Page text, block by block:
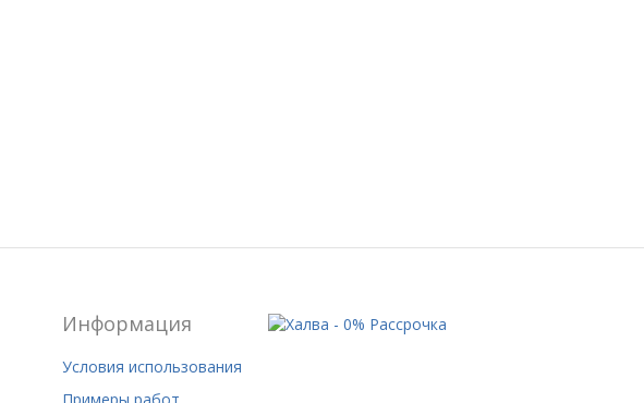
Информация
Условия использования